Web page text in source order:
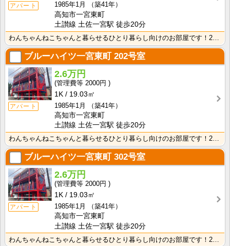
アパート
1985年1月
（築41年）
高知市一宮東町
土讃線 土佐一宮駅 徒歩20分
わんちゃんねこちゃんと暮らせるひとり暮らし向けのお部屋です！2026年6月下旬、ネット無料（Wi-F･･･
ブルーハイツ一宮東町202号室
アパート
2.6万円
2000円
1K
19.03㎡
1985年1月
（築41年）
高知市一宮東町
土讃線 土佐一宮駅 徒歩20分
わんちゃんねこちゃんと暮らせるひとり暮らし向けのお部屋です！2026年6月下旬、ネット無料（Wi-F･･･
ブルーハイツ一宮東町 302号室
アパート
2.6万円
2000円
1K
19.03㎡
1985年1月
（築41年）
高知市一宮東町
土讃線 土佐一宮駅 徒歩20分